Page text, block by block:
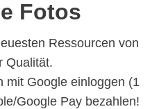
Fotos
Ressourcen von
Qualität.
mit Google einloggen (1
Google Pay bezahlen!